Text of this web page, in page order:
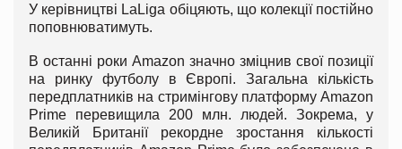
У керівництві LaLiga обіцяють, що колекції постійно
поповнюватимуть.
В останні роки Amazon значно зміцнив свої позиції
на ринку футболу в Європі. Загальна кількість
передплатників на стримінгову платформу Amazon
Prime перевищила 200 млн. людей. Зокрема, у
Великій Британії рекордне зростання кількості